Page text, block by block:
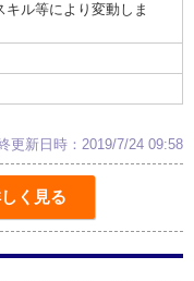
ル等により変動しま
更新日時：2019/7/24 09:58
く見る